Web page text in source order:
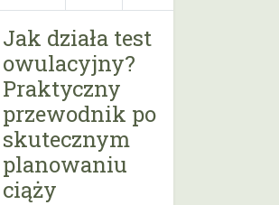
Jak działa test
owulacyjny?
Praktyczny
przewodnik po
skutecznym
planowaniu
ciąży